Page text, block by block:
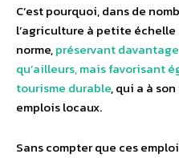
C’est pourquoi, dans de
l’agriculture à petite échelle
norme,préservant
qu’ailleurs, mais favorisant
tourisme durable, qui a à
emplois locaux.
Sans compter que ces